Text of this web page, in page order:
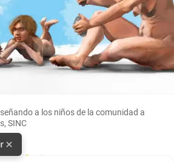
a los niños de la comunidad a
SINC
×